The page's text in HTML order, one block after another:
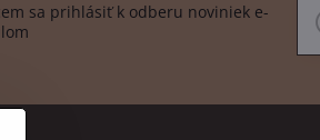
sa prihlásiť k odberu noviniek e-